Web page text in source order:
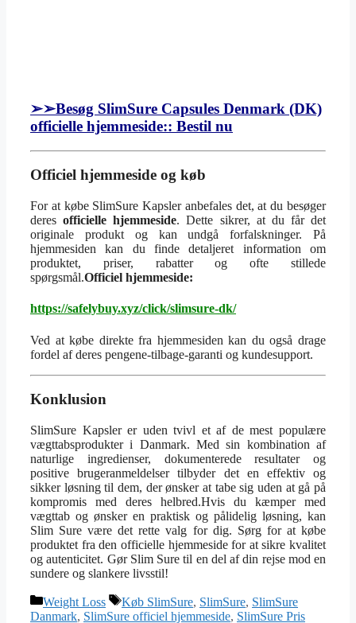
➢➢Besøg SlimSure Capsules Denmark (DK)
officielle hjemmeside:: Bestil nu
Officiel hjemmeside og køb
For at købe SlimSure Kapsler anbefales det, at du besøger
deresofficielle hjemmeside. Dette sikrer, at du får det
originale produkt og kan undgå forfalskninger. På
hjemmesiden kan du finde detaljeret information om
produktet, priser, rabatter og ofte stillede
spørgsmål.Officiel hjemmeside:
https://safelybuy.xyz/click/slimsure-dk/
Ved at købe direkte fra hjemmesiden kan du også drage
fordel af deres pengene-tilbage-garanti og kundesupport.
Konklusion
SlimSure Kapsler er uden tvivl et af de mest populære
vægttabsprodukter i Danmark. Med sin kombination af
naturlige ingredienser, dokumenterede resultater og
positive brugeranmeldelser tilbyder det en effektiv og
sikker løsning til dem, der ønsker at tabe sig uden at gå på
kompromis med deres helbred.Hvis du kæmper med
vægttab og ønsker en praktisk og pålidelig løsning, kan
Slim Sure være det rette valg for dig. Sørg for at købe
produktet fra den officielle hjemmeside for at sikre kvalitet
og autenticitet. Gør Slim Sure til en del af din rejse mod en
sundere og slankere livsstil!
Categories
Weight Loss Tags
Køb SlimSure, SlimSure, SlimSure
Danmark, SlimSure officiel hjemmeside, SlimSure Pris